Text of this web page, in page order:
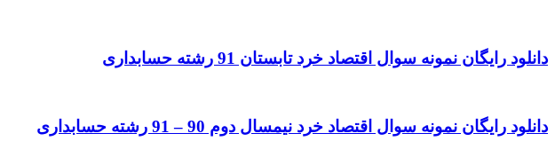
دانلود رایگان نمونه سوال اقتصاد خرد تابستان 91 رشته حسابداری
دانلود رایگان نمونه سوال اقتصاد خرد نیمسال دوم 90 – 91 رشته حسابداری